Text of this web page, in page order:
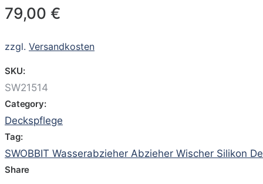
79,00 €
zzgl. Versandkosten
SKU:
SW21514
Category:
Deckspflege
Tag:
SWOBBIT Wasserabzieher Abzieher Wischer Silikon
Share